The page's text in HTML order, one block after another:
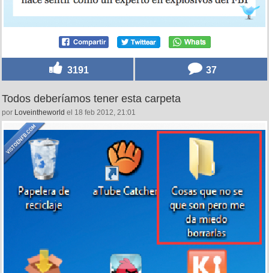
3191 37
Todos deberíamos tener esta carpeta
por Loveintheworld el 18 feb 2012, 21:01